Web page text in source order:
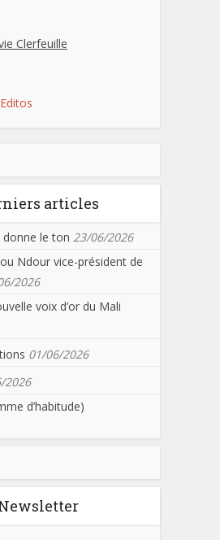
Clerfeuille
articles
donne le ton 23/06/2026
Ndour vice-président de
2026
voix d’or du Mali
01/06/2026
2026
d’habitude)